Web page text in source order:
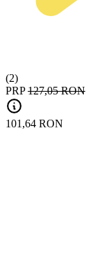
(2)
PRP 127,05 RON
101,64 RON